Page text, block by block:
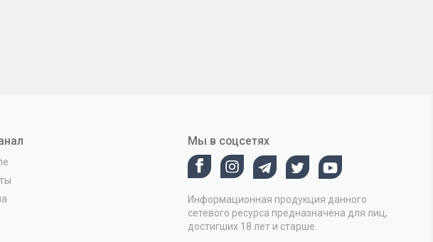
Мы в соцсетях
Информационная продукция данного
сетевого ресурса предназначена для лиц,
достигших 18 лет и старше.